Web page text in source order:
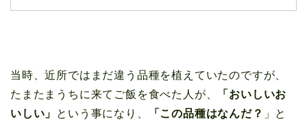
当時、近所ではまだ違う品種を植えていたのですが、
たまたまうちに来てご飯を食べた人が、
「おいしいお
いしい」
という事になり、 「この品種はなんだ？ 」と